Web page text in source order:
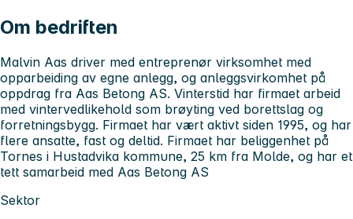
Om bedriften
Malvin Aas driver med entreprenør virksomhet med
opparbeiding av egne anlegg, og anleggsvirkomhet på
oppdrag fra Aas Betong AS. Vinterstid har firmaet arbeid
med vintervedlikehold som brøyting ved borettslag og
forretningsbygg. Firmaet har vært aktivt siden 1995, og har
flere ansatte, fast og deltid. Firmaet har beliggenhet på
Tornes i Hustadvika kommune, 25 km fra Molde, og har et
tett samarbeid med Aas Betong AS
Sektor